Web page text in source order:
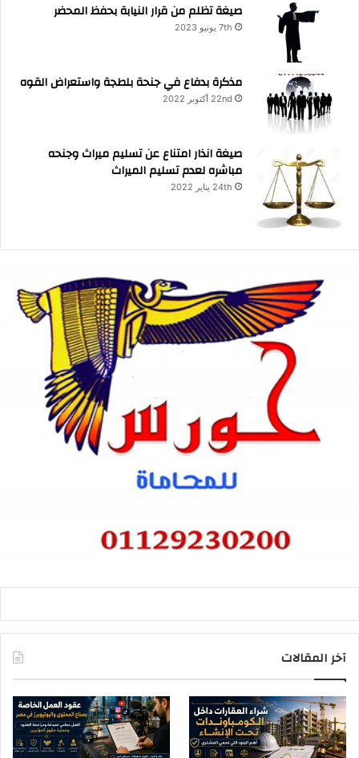
صيغة تظلم من قرار النيابة بحفظ المحضر
7th يونيو 2023
مذكرة بدفاع في جنحة بلطجة واستعراض القوه
22nd أكتوبر 2022
صيغة انذار امتناع عن تسليم ميراث وجنحه
مباشره لعدم تسليم الميراث
24th يناير 2022
آخر المقالات